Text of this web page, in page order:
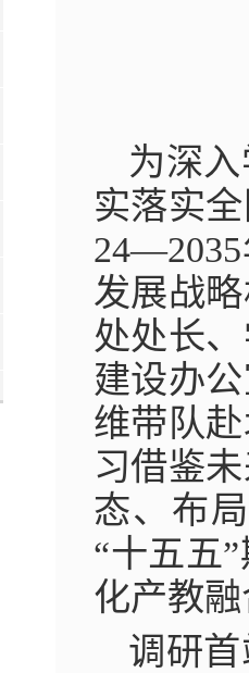
为深
实落实
发展战
处处长
建设办
维带队
习借鉴
态、布
“十五五
化产教
调研